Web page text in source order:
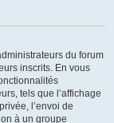
du forum
inscrits. En vous
tels que l’affichage
l’envoi de
à un groupe